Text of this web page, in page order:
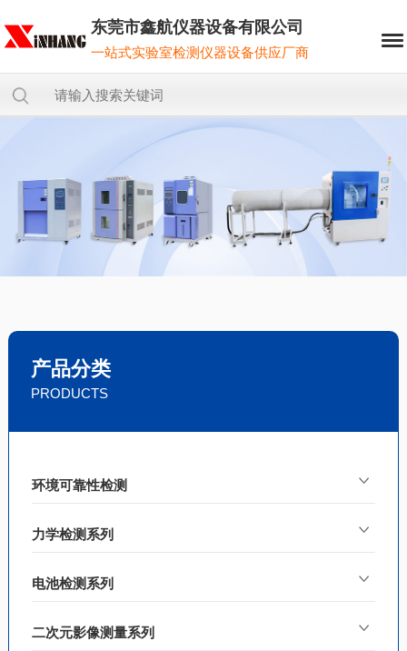
东莞市鑫航仪器设备有限公司
一站式实验室检测仪器设备供应厂商
产品分类
PRODUCTS
环境可靠性检测
力学检测系列
电池检测系列
二次元影像测量系列